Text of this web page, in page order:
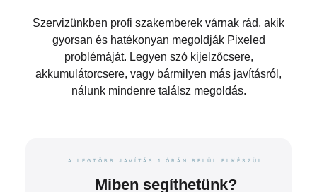
Szervizünkben profi szakemberek várnak rád, akik
gyorsan és hatékonyan megoldják Pixeled
problémáját. Legyen szó kijelzőcsere,
akkumulátorcsere, vagy bármilyen más javításról,
nálunk mindenre találsz megoldás.
A LEGTÖBB JAVÍTÁS 1 ÓRÁN BELÜL ELKÉSZÜL
Miben segíthetünk?